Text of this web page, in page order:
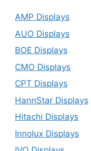
AMP Displays
AUO Displays
BOE Displays
CMO Displays
CPT Displays
HannStar Displays
Hitachi Displays
Innolux Displays